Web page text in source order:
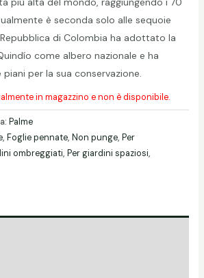
è seconda solo alle sequoie
Repubblica di Colombia ha adottato la
come albero nazionale e ha
per la sua conservazione.
in magazzino e non è disponibile.
Palme
, Foglie pennate, Non punge, Per
ombreggiati, Per giardini spaziosi,